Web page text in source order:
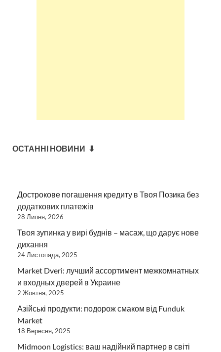
ОСТАННІ НОВИНИ ⬇
Дострокове погашення кредиту в Твоя Позика без
додаткових платежів
28 Липня, 2026
Твоя зупинка у вирі буднів – масаж, що дарує нове
дихання
24 Листопада, 2025
Market Dveri: лучший ассортимент межкомнатных
и входных дверей в Украине
2 Жовтня, 2025
Азійські продукти: подорож смаком від Funduk
Market
18 Вересня, 2025
Midmoon Logistics: ваш надійний партнер в світі